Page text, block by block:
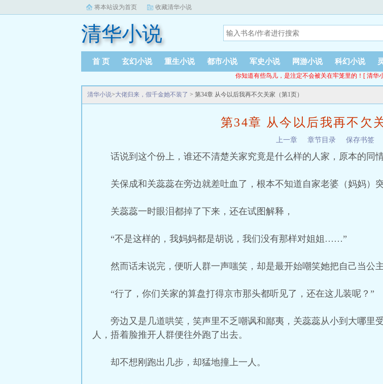
将本站设为首页 收藏清华小说
清华小说
首 页 玄幻小说 重生小说 都市小说 军史小说 网游小说 科幻小说
你知道有些鸟儿，是注定不会被关在牢笼里的！[ 清华
清华小说>大佬归来，假千金她不装了 > 第34章 从今以后我再不欠关家（第1页）
第34章 从今以后我再不欠
上一章 章节目录 保存书签
话说到这个份上，谁还不清楚关家究竟是什么样的人家，原本的同
关保成和关蕊蕊在旁边就差吐血了，根本不知道自家老婆（妈妈）
关蕊蕊一时眼泪都掉了下来，还在试图解释，
“不是这样的，我妈妈都是胡说，我们没有那样对姐姐……”
然而话未说完，便听人群一声嗤笑，却是最开始嘲笑她把自己当公
“行了，你们关家的算盘打得京市那头都听见了，还在这儿装呢？”
旁边又是几道哄笑，笑声里不乏嘲讽和鄙夷，关蕊蕊从小到大哪里
人，捂着脸推开人群便往外跑了出去。
却不想刚跑出几步，却猛地撞上一人。